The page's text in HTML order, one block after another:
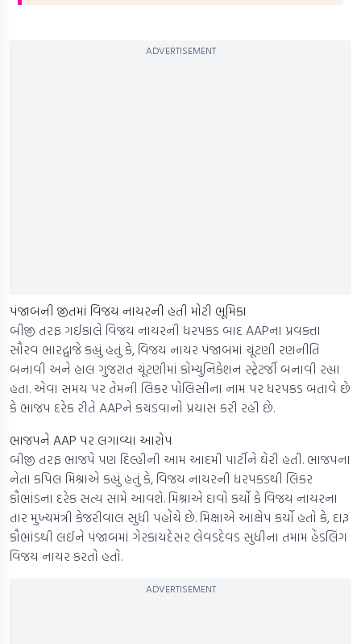
ADVERTISEMENT
પંજાબની જીતમાં વિજય નાયરની હતી મોટી ભૂમિકા
બીજી તરફ ગઈકાલે વિજય નાયરની ધરપકડ બાદ AAPના પ્રવક્તા
સૌરવ ભારદ્વાજે કહ્યું હતું કે, વિજય નાયર પંજાબમાં ચૂંટણી રણનીતિ
બનાવી અને હાલ ગુજરાત ચૂંટણીમાં કોમ્યુનિકેશન સ્ટ્રેટર્જી બનાવી રહ્યા
હતા. એવા સમય પર તેમની લિકર પોલિસીના નામ પર ધરપકડ બતાવે છે
કે ભાજપ દરેક રીતે AAPને કચડવાનો પ્રયાસ કરી રહી છે.
ભાજપને AAP પર લગાવ્યા આરોપ
બીજી તરફ ભાજપે પણ દિલ્હીની આમ આદમી પાર્ટીને ઘેરી હતી. ભાજપના
નેતા કપિલ મિશ્રાએ કહ્યું હતું કે, વિજય નાયરની ધરપકડથી લિકર
કૌભાંડના દરેક સત્ય સામે આવશે. મિશ્રાએ દાવો કર્યો કે વિજય નાયરના
તાર મુખ્યમંત્રી કેજરીવાલ સુધી પહોંચે છે. મિક્ષાએ આક્ષેપ કર્યો હતો કે, દારૂ
કૌભાંડથી લઈને પંજાબમાં ગેરકાયદેસર લેવડદેવડ સુધીના તમામ હેંડલિંગ
વિજય નાયર કરતો હતો.
ADVERTISEMENT